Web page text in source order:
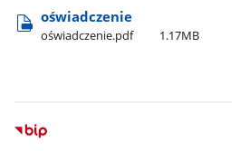
oświadczenie
oświadczenie.pdf 1.17MB